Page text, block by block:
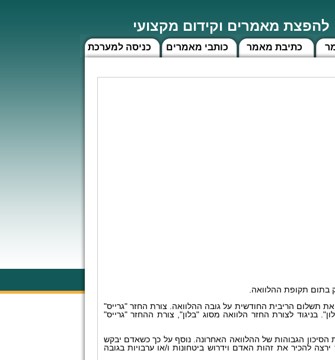
מאמרים וקידום מקצועי
כניסה למערכת כותבי מאמרים כתיבת מאמר
בתום תקופת ההלוואה.
תשלום הריבית החודשית על גובה ההלוואה. צורת החזר "גרייס"
בניגוד לצורת החזר הלוואה מסוג "בלון", צורת ההחזר "גרייס"
הסיכון הגבוהות של ההלוואה האחרונה. נוסף על כך כשאדם יבקש
להכיר את זהות האדם וידרוש ביטחונות ו/או ערבויות בגובה